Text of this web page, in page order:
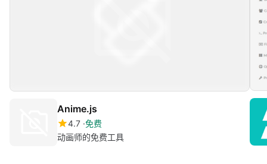
Anime.js
4.7 免费
动画师的免费工具